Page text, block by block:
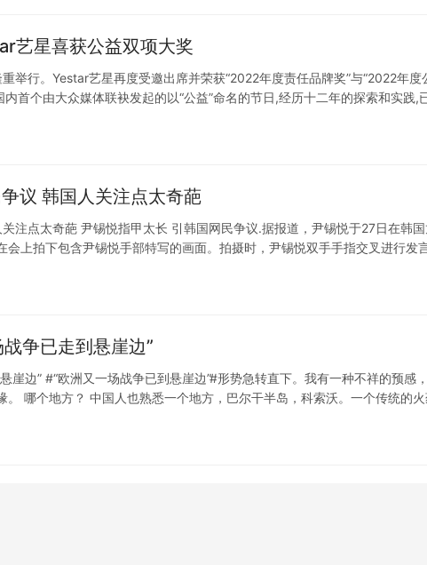
艺星喜获公益双项大奖
举行。Yestar艺星再度受邀出席并荣获“2022年度责任品牌奖”与“2022年度
首个由大众媒体联袂发起的以“公益”命名的节日,经历十二年的探索和实践,
议 韩国人关注点太奇葩
注点太奇葩 尹锡悦指甲太长 引韩国网民争议.据报道，尹锡悦于27日在韩
会上拍下包含尹锡悦手部特写的画面。拍摄时，尹锡悦双手手指交叉进行发
争已走到悬崖边”
崖边” #“欧洲又一场战争已到悬崖边”#形势急转直下。我有一种不祥的预感
哪个地方？ 中国人也熟悉一个地方，巴尔干半岛，科索沃。一个传统的